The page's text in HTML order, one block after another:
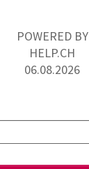
POWERED BY
HELP.CH
06.08.2026